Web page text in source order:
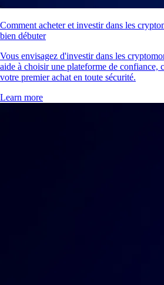
Comment acheter et investir dans les
bien débuter
Vous envisagez d'investir dans les
aide à choisir une plateforme de confiance,
votre premier achat en toute sécurité.
Learn more